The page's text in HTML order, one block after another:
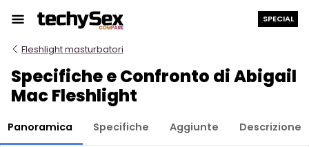
contenuto
SPECIAL
Fleshlight masturbatori
Specifiche e Confronto di Abigail
Mac Fleshlight
Panoramica Specifiche Aggiunte Descrizione